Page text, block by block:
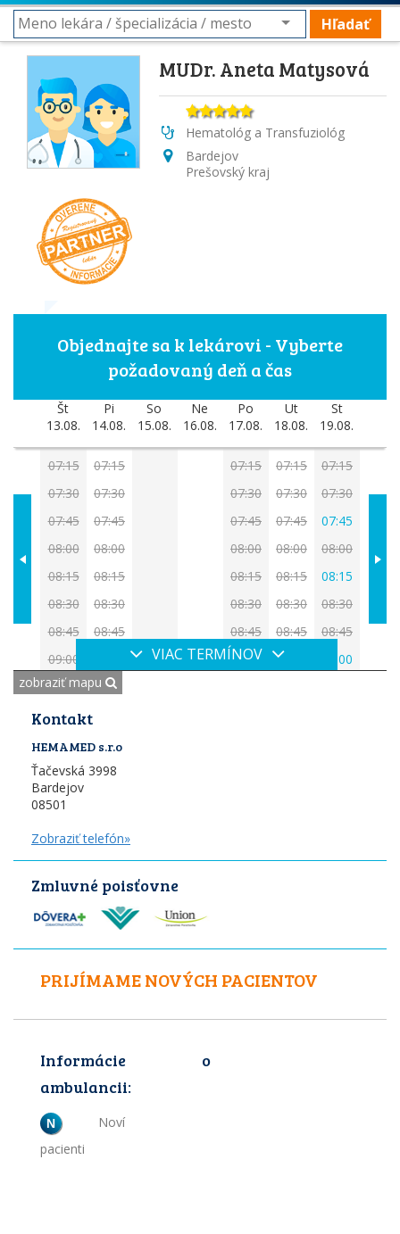
Hľadať
MUDr. Aneta Matysová
Hematológ a Transfuziológ
Bardejov
Prešovský kraj
Objednajte sa k lekárovi - Vyberte
požadovaný deň a čas
Št
13.08.
Pi
14.08.
So
15.08.
Ne
16.08.
Po
17.08.
Ut
18.08.
St
19.08.
07:15
07:30
07:45
08:00
08:15
08:30
08:45
09:00
07:15
07:30
07:45
08:00
08:15
08:30
08:45
07:15
07:30
07:45
08:00
08:15
08:30
08:45
09:00
07:15
07:30
07:45
08:00
08:15
08:30
08:45
09:00
07:15
07:30
07:45
08:00
08:15
08:30
08:45
09:00
VIAC TERMÍNOV
zobraziť mapu
Kontakt
HEMAMED s.r.o
Ťačevská 3998
Bardejov
08501
Zobraziť telefón»
Zmluvné poisťovne
PRIJÍMAME NOVÝCH PACIENTOV
Informácie o
ambulancii:
N Noví
pacienti